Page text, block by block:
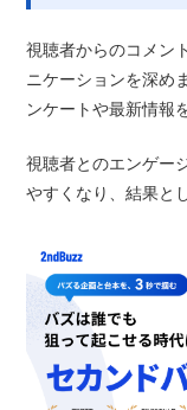
視聴者からのコメン
ニケーションを深め
ンケートや最新情報
視聴者とのエンゲー
やすくなり、結果と